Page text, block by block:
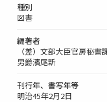
種別
図書
編著者
（差）文部大臣官房秘
男爵濱尾新
刊行年、書写年等
明治45年2月2日